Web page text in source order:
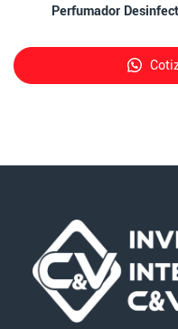
Perfumador